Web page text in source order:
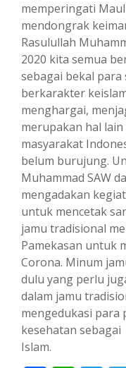
memperingati
mendongrak
Rasulullah
2020 kita semua
sebagai bekal
berkarakter
menghargai,
merupakan hal
masyarakat
belum burujung.
Muhammad SAW
mengadakan
untuk mencetak
jamu tradisional
Pamekasan untuk
Corona. Minum
dulu yang perlu
dalam jamu
mengedukasi para
kesehatan
Islam.